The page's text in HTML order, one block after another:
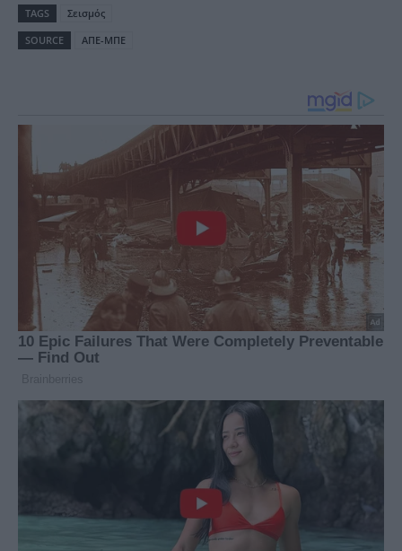
TAGS
Σεισμός
SOURCE
ΑΠΕ-ΜΠΕ